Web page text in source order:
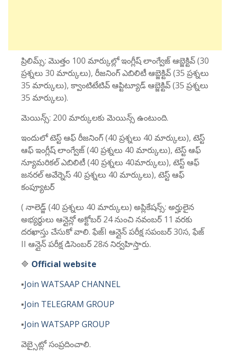
ప్రిలిమ్స్: మొత్తం 100 మార్కుల్లో ఇంగ్లీష్ లాంగ్వేజ్ ఆబ్జెక్టివ్ (30
ప్రశ్నలు 30 మార్కులు), రీజనింగ్ ఎబిలిటీ ఆబ్జెక్టివ్ (35 ప్రశ్నలు
35 మార్కులు), క్వాంటిటేటివ్ ఆప్టిట్యూడ్ ఆబ్జెక్టివ్ (35 ప్రశ్నలు
35 మార్కులు).
మెయిన్స్: 200 మార్కులకు మెయిన్స్ ఉంటుంది.
ఇందులో టెస్ట్ ఆఫ్ రీజనింగ్ (40 ప్రశ్నలు 40 మార్కులు), టెస్ట్
ఆఫ్ ఇంగ్లీష్ లాంగ్వేజ్ (40 ప్రశ్నలు 40 మార్కులు), టెస్ట్ ఆఫ్
న్యూమరికల్ ఎబిలిటీ (40 ప్రశ్నలు 40మార్కులు), టెస్ట్ ఆఫ్
జనరల్ అవేర్నెస్ 40 ప్రశ్నలు 40 మార్కులు), టెస్ట్ ఆఫ్
కంప్యూటర్
( నాలెడ్జ్ (40 ప్రశ్నలు 40 మార్కులు) అప్లికేషన్స్: అర్హులైన
అభ్యర్థులు ఆన్లైన్లో అక్టోబర్ 24 నుంచి నవంబర్ 11 వరకు
దరఖాస్తు చేసుకో వాలి. ఫేజ్I ఆన్లైన్ పరీక్ష సపంబర్ 30స, ఫేజ్
II ఆన్లైన్ పరీక్ష డిసెంబర్ 28న నిర్వహిస్తారు.
🔷 Official website
▪️Join WATSAAP CHANNEL
▪️Join TELEGRAM GROUP
▪️Join WATSAPP GROUP
వెబ్సైట్లో సంప్రదించాలి.